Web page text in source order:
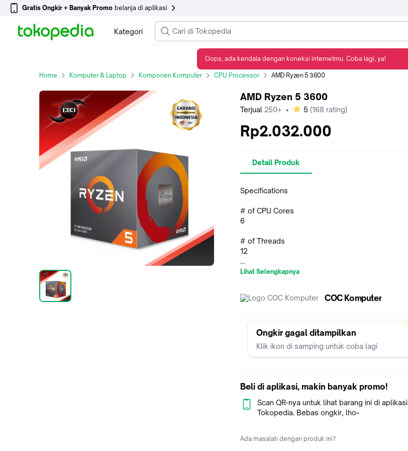
Gratis Ongkir + Banyak Promo belanja di aplikasi
Kategori
Home Komputer & Laptop Komponen Komputer CPU Processor AMD Ryzen 5 3600
AMD Ryzen 5 3600
Terjual 250+ • bintang
5 (168 rating)
Rp2.032.000
Detail Produk
Specifications
# of CPU Cores
6
# of Threads
12
Base Clock
Max Boost Clock
Total L2 Cache
Unlocked
Yes
Lihat Selengkapnya
COC Komputer
Ongkir gagal ditampilkan
Klik ikon di samping untuk coba lagi
Beli di aplikasi, makin banyak promo!
Scan QR-nya untuk lihat barang ini di aplikasi
Tokopedia. Bebas ongkir, lho~
Ada masalah dengan produk ini?
Oops, ada kendala dengan koneksi internetmu. Coba lagi, ya!